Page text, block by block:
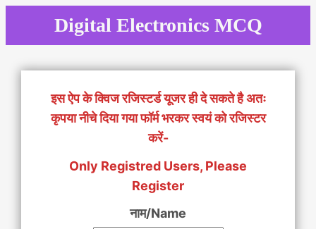
Digital Electronics MCQ
इस ऐप के क्विज रजिस्टर्ड यूजर ही दे सकते है अतः
कृपया नीचे दिया गया फॉर्म भरकर स्वयं को रजिस्टर
करें-
Only Registred Users, Please
Register
नाम/Name